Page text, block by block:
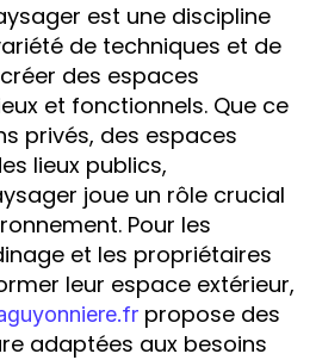
est une discipline
de techniques et de
des espaces
et fonctionnels. Que ce
privés, des espaces
lieux publics,
joue un rôle crucial
Pour les
et les propriétaires
leur espace extérieur,
propose des
adaptées aux besoins